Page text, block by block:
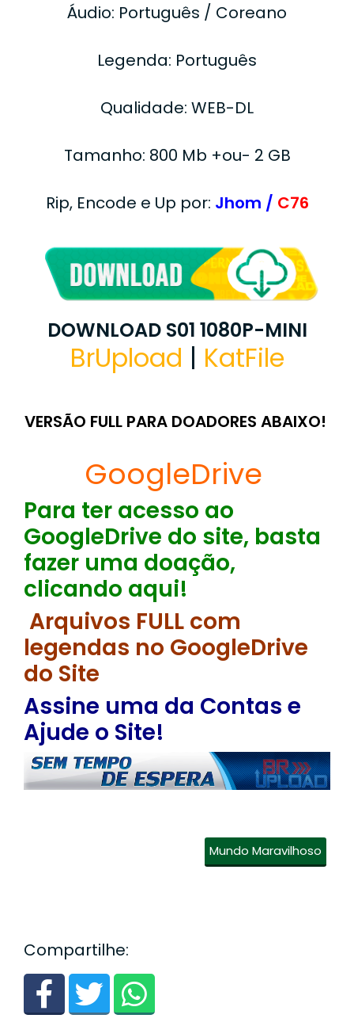
Áudio: Português / Coreano
Legenda: Português
Qualidade: WEB-DL
Tamanho: 800 Mb +ou- 2 GB
Rip, Encode e Up por: Jhom / C76
DOWNLOAD S01 1080P-MINI
BrUpload | KatFile
VERSÃO FULL PARA DOADORES ABAIXO!
GoogleDrive
Para ter acesso ao
GoogleDrive do site, basta
fazer uma doação,
clicando aqui!
Arquivos FULL com
legendas no GoogleDrive
do Site
Assine uma da Contas e
Ajude o Site!
Mundo Maravilhoso
Compartilhe: